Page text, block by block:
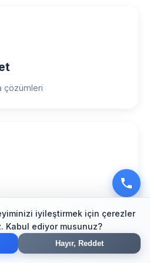
çözümleri
iyileştirmek için çerezler
Kabul ediyor musunuz?
Hayır, Reddet